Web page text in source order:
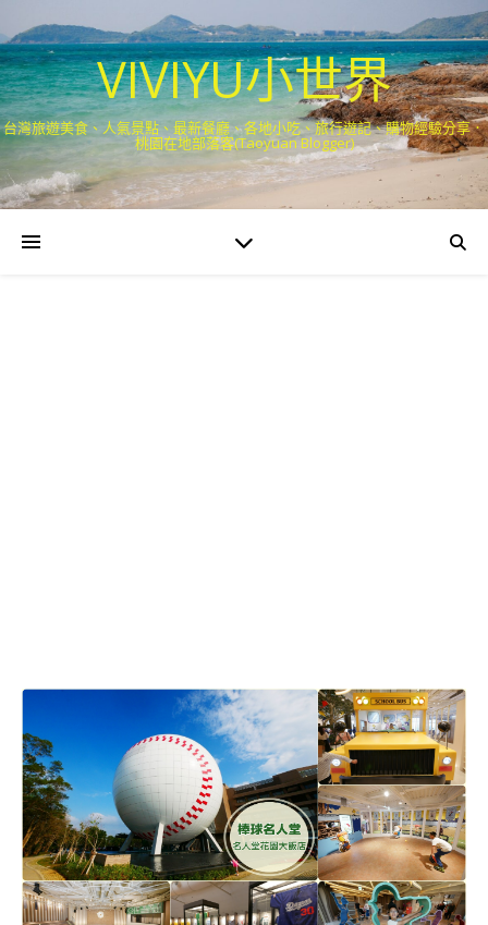
VIVIYU小世界
台灣旅遊美食、人氣景點、最新餐廳、各地小吃、旅行遊記、購物經驗分享．
桃園在地部落客(Taoyuan Blogger)